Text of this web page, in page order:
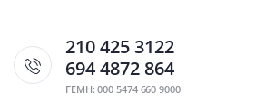
210 425 3122
694 4872 864
ΓΕΜΗ: 000 5474 660 9000